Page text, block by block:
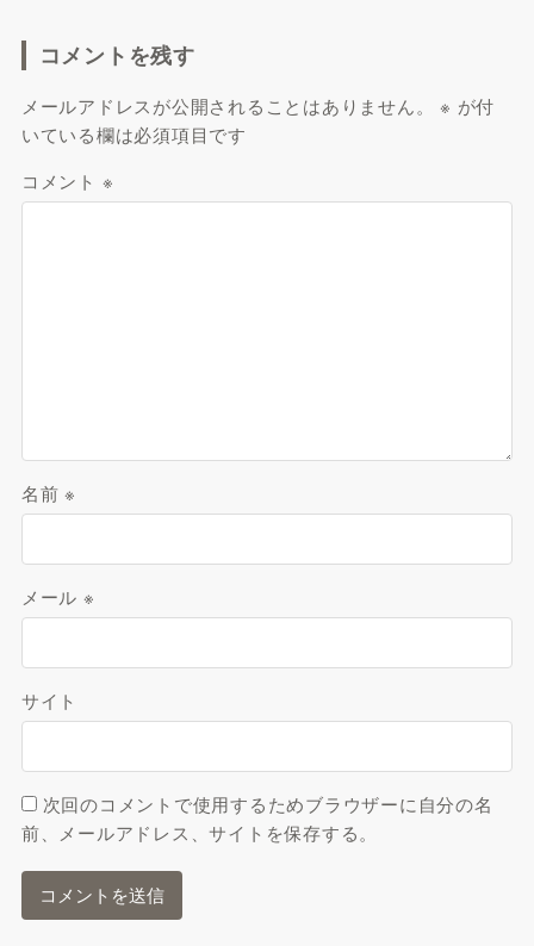
コメントを残す
メールアドレスが公開されることはありません。 ※ が付
いている欄は必須項目です
コメント ※
名前※
メール ※
サイト
次回のコメントで使用するためブラウザーに自分の名
前、メールアドレス、サイトを保存する。